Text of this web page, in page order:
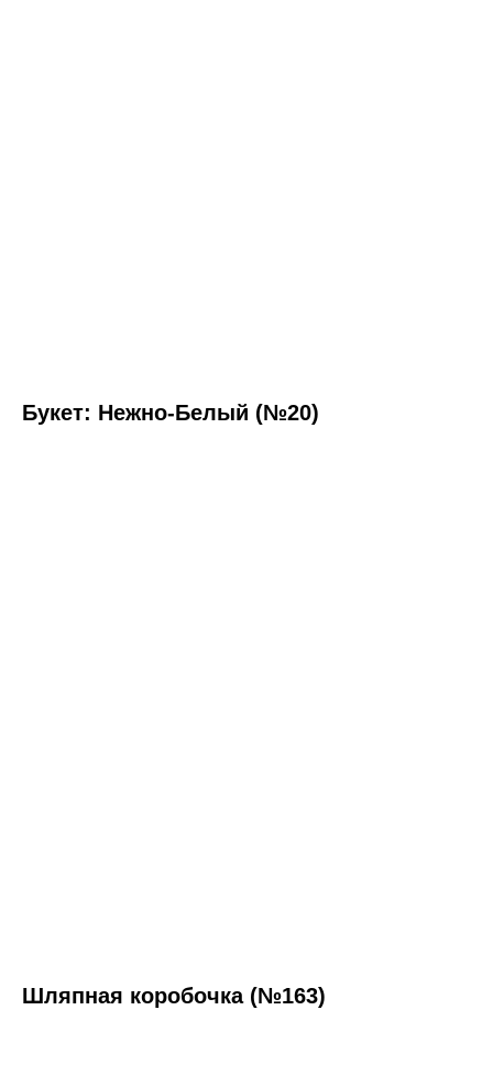
Букет: Нежно-Белый (№20)
Шляпная коробочка (№163)